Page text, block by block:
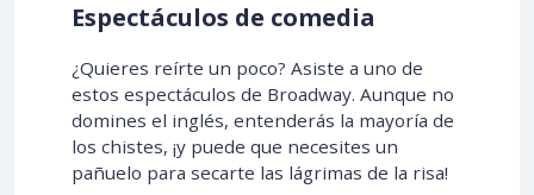
Espectáculos de comedia
¿Quieres reírte un poco? Asiste a uno de
estos espectáculos de Broadway. Aunque no
domines el inglés, entenderás la mayoría de
los chistes, ¡y puede que necesites un
pañuelo para secarte las lágrimas de la risa!